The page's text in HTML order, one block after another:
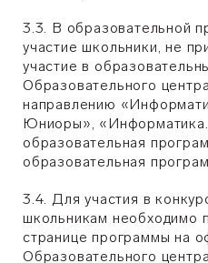
3.3. В образовательной
участие школьники, не
участие в
Образовательного
направлению
Юниоры»,
образовательная
образовательная
3.4. Для участия в
школьникам необходимо
странице программы на
Образовательного